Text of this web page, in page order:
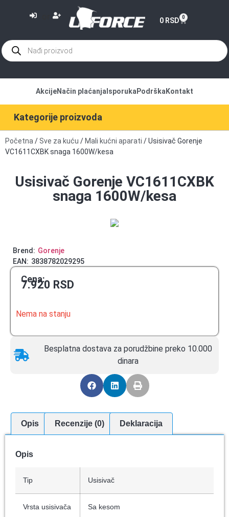
0 RSD 0
Kategorije proizvoda
AkcijeNačin plaćanja Isporuka Podrška Kontakt
Početna / Sve za kuću / Mali kućni aparati / Usisivač Gorenje
VC1611CXBK snaga 1600W/kesa
Usisivač Gorenje VC1611CXBK
snaga 1600W/kesa
Brend: Gorenje
EAN: 3838782029295
Cena:
7.920 RSD
Nema na stanju
Besplatna dostava za porudžbine preko 10.000
dinara
Opis Recenzije (0) Deklaracija
Opis
Tip Usisivač
Vrsta usisivača Sa kesom